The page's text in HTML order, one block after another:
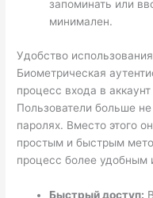
запоминать или
минимален.
Удобство использования
Биометрическая
процесс входа в
Пользователи больше
паролях. Вместо этого
простым и быстрым
процесс более удобным
Быстрый доступ: